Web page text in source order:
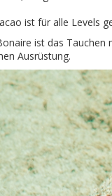
ist für alle Levels
ist das Tauchen
Ausrüstung.